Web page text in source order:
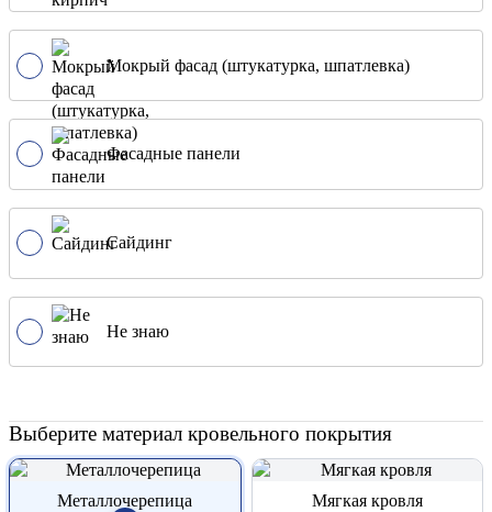
Мокрый фасад (штукатурка, шпатлевка)
Фасадные панели
Сайдинг
Не знаю
Выберите материал кровельного покрытия
Металлочерепица Мягкая кровля